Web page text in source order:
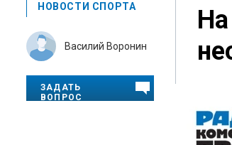
НОВОСТИ СПОРТА
Василий Воронин
ЗАДАТЬ
ВОПРОС